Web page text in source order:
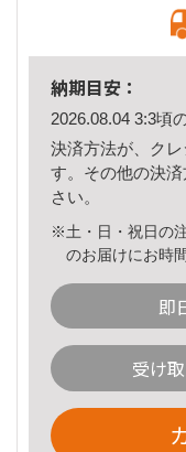
納期目安：
2026.08.04 3:3頃
決済方法が、ク
す。その他の決
さい。
※土・日・祝日の
のお届けにお時
即
受け